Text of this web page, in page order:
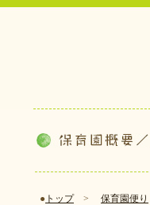
● トップ> 保育園便り